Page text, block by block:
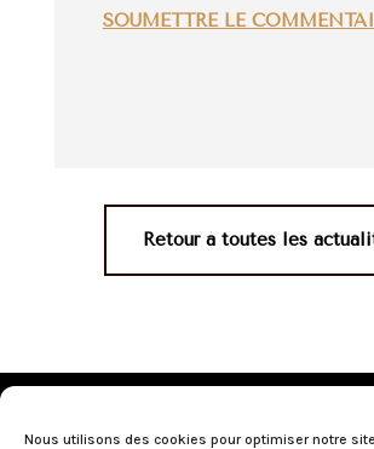
Nous utilisons des cookies pour optimiser notre
SOUMETTRE LE
Retour à toutes les
Conditions générales de vente•Nos